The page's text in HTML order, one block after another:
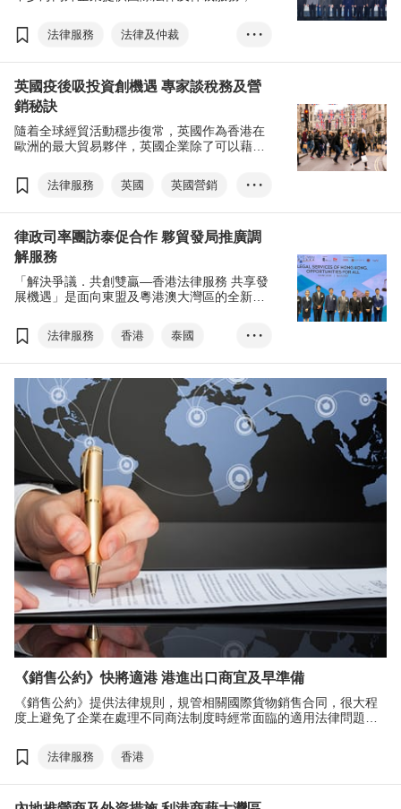
法律和爭議解決服務中心的地位。
法律服務
法律及仲裁
爭議解決
香港法治營商環境─法律高峰論壇20...
普通法
一國兩制
劉會平
許正宇
• • •
英國疫後吸投資創機遇 專家談稅務及營
銷秘訣
隨着全球經貿活動穩步復常，英國作為香港在
歐洲的最大貿易夥伴，英國企業除了可以藉香
也透過投資英國，把握歐洲疫後經濟反彈釋放
的新機遇。
法律服務 英國
英國營銷
稅務
T-box
電子商貿
增值稅
研發稅收抵免
葉翠嫻
Moore Kingston Sm...
谷歌
• • •
律政司率團訪泰促合作 夥貿發局推廣調
解服務
「解決爭議．共創雙贏—香港法律服務 共享發
展機遇」是面向東盟及粵港澳大灣區的全新法
自金融、法律、專業服務界代表參加。
法律服務 香港
泰國
張國鈞
「調解為先」承諾書運動
爭議解決服務
調解服務
香港法律服務
泰國仲裁中心
跨境法律服務
大灣區
一國兩制
香港法律周
• • •
《銷售公約》快將適港 港進出口商宜及早準備
《銷售公約》提供法律規則，規管相關國際貨物銷售合同，很大程
度上避免了企業在處理不同商法制度時經常面臨的適用法律問題，
《銷售公約》在香港實施後，如相關合同屬公約適用範圍內，除非
買賣雙方在合同中載明《銷售公約》不適用（opt out），否則《銷
法律服務 香港